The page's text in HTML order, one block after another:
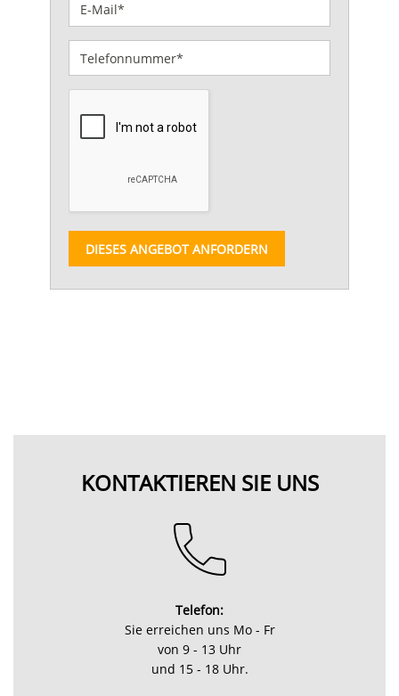
DIESES ANGEBOT ANFORDERN
KONTAKTIEREN SIE UNS
Telefon:
Sie erreichen uns Mo - Fr
von 9 - 13 Uhr
und 15 - 18 Uhr.